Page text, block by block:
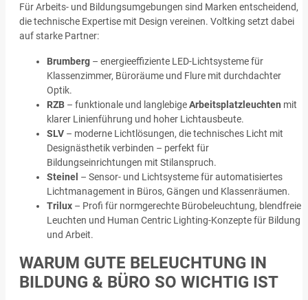
Für Arbeits- und Bildungsumgebungen sind Marken entscheidend,
die technische Expertise mit Design vereinen. Voltking setzt dabei
auf starke Partner:
Brumberg – energieeffiziente LED-Lichtsysteme für
Klassenzimmer, Büroräume und Flure mit durchdachter
Optik.
RZB – funktionale und langlebigeArbeitsplatzleuchten mit
klarer Linienführung und hoher Lichtausbeute.
SLV – moderne Lichtlösungen, die technisches Licht mit
Designästhetik verbinden – perfekt für
Bildungseinrichtungen mit Stilanspruch.
Steinel – Sensor- und Lichtsysteme für automatisiertes
Lichtmanagement in Büros, Gängen und Klassenräumen.
Trilux – Profi für normgerechte Bürobeleuchtung, blendfreie
Leuchten und Human Centric Lighting-Konzepte für Bildung
und Arbeit.
WARUM GUTE BELEUCHTUNG IN
BILDUNG & BÜRO SO WICHTIG IST